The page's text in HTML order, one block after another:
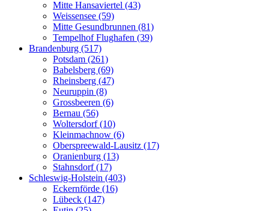
Mitte Hansaviertel (43)
Weissensee (59)
Mitte Gesundbrunnen (81)
Tempelhof Flughafen (39)
Brandenburg (517)
Potsdam (261)
Babelsberg (69)
Rheinsberg (47)
Neuruppin (8)
Grossbeeren (6)
Bernau (56)
Woltersdorf (10)
Kleinmachnow (6)
Oberspreewald-Lausitz (17)
Oranienburg (13)
Stahnsdorf (17)
Schleswig-Holstein (403)
Eckernförde (16)
Lübeck (147)